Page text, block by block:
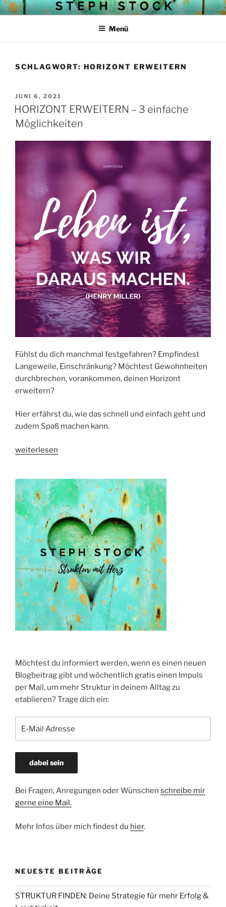
Zum
InhaltSTEPH STOCKS BLOG
Struktur mit Herz
Menü
SCHLAGWORT: HORIZONT ERWEITERN
VERÖFFENTLICHT
AM
JUNI 6, 2021
HORIZONT ERWEITERN – 3 einfache
Möglichkeiten
Fühlst du dich manchmal festgefahren? Empfindest
Langeweile, Einschränkung? Möchtest Gewohnheiten
durchbrechen, vorankommen, deinen Horizont
erweitern?
Hier erfährst du, wie das schnell und einfach geht und
zudem Spaß machen kann.
„HORIZONT
3
einfache
Möglichkeiten“
weiterlesen
Möchtest du informiert werden, wenn es einen neuen
Blogbeitrag gibt und wöchentlich gratis einen Impuls
per Mail, um mehr Struktur in deinem Alltag zu
etablieren? Trage dich ein:
Bei Fragen, Anregungen oder Wünschen schreibe mir
gerne eine Mail.
Mehr Infos über mich findest du hier.
NEUESTE BEITRÄGE
STRUKTUR FINDEN: Deine Strategie für mehr Erfolg &